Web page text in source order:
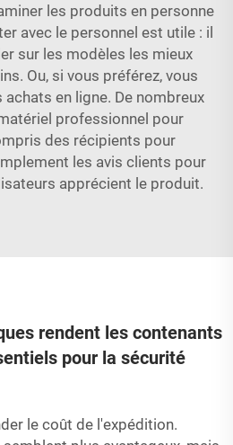
les produits en personne
avec le personnel est utile : il
sur les modèles les mieux
Ou, si vous préférez, vous
en ligne. De nombreux
professionnel pour
des récipients pour
les avis clients pour
apprécient le produit.
rendent les contenants
pour la sécurité
le coût de l'expédition.